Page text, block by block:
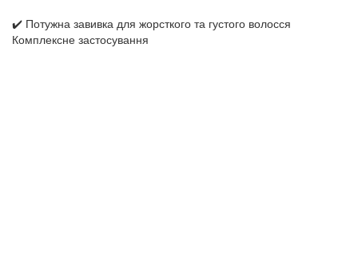
✔️ Потужна завивка для жорсткого та густого волосся
Комплексне застосування